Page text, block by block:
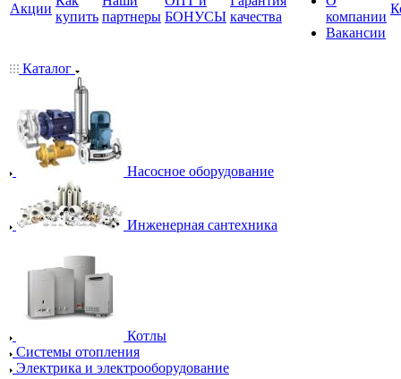
Акции
купить партнеры БОНУСЫ качества
компании
Вакансии
Каталог
Насосное оборудование
Инженерная сантехника
Котлы
Системы отопления
Электрика и электрооборудование